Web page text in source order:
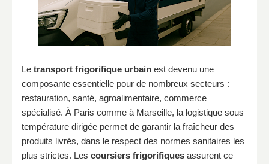
Le transport frigorifique urbain est devenu une
composante essentielle pour de nombreux secteurs :
restauration, santé, agroalimentaire, commerce
spécialisé. À Paris comme à Marseille, la logistique sous
température dirigée permet de garantir la fraîcheur des
produits livrés, dans le respect des normes sanitaires les
plus strictes. Les coursiers frigorifiques assurent ce